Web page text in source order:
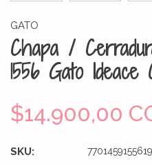
GATO
Chapa /
1556 Gato Ideace
$14.900,00
SKU: 7701459155619